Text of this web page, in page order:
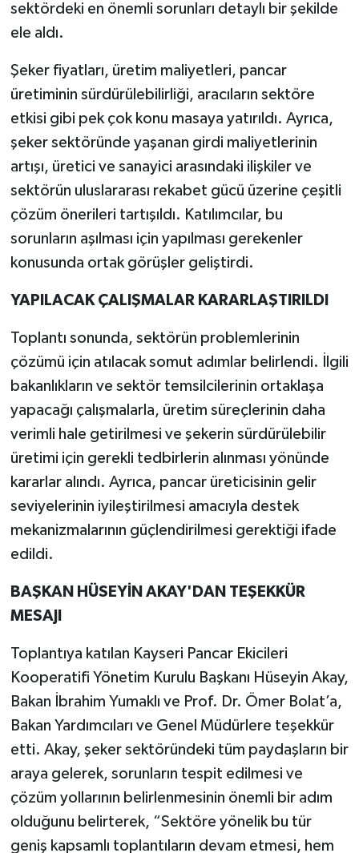
sektördeki en önemli sorunları detaylı bir şekilde
ele aldı.
Şeker fiyatları, üretim maliyetleri, pancar
üretiminin sürdürülebilirliği, aracıların sektöre
etkisi gibi pek çok konu masaya yatırıldı. Ayrıca,
şeker sektöründe yaşanan girdi maliyetlerinin
artışı, üretici ve sanayici arasındaki ilişkiler ve
sektörün uluslararası rekabet gücü üzerine çeşitli
çözüm önerileri tartışıldı. Katılımcılar, bu
sorunların aşılması için yapılması gerekenler
konusunda ortak görüşler geliştirdi.
YAPILACAK ÇALIŞMALAR KARARLAŞTIRILDI
Toplantı sonunda, sektörün problemlerinin
çözümü için atılacak somut adımlar belirlendi. İlgili
bakanlıkların ve sektör temsilcilerinin ortaklaşa
yapacağı çalışmalarla, üretim süreçlerinin daha
verimli hale getirilmesi ve şekerin sürdürülebilir
üretimi için gerekli tedbirlerin alınması yönünde
kararlar alındı. Ayrıca, pancar üreticisinin gelir
seviyelerinin iyileştirilmesi amacıyla destek
mekanizmalarının güçlendirilmesi gerektiği ifade
edildi.
BAŞKAN HÜSEYİN AKAY'DAN TEŞEKKÜR
MESAJI
Toplantıya katılan Kayseri Pancar Ekicileri
Kooperatifi Yönetim Kurulu Başkanı Hüseyin Akay,
Bakan İbrahim Yumaklı ve Prof. Dr. Ömer Bolat’a,
Bakan Yardımcıları ve Genel Müdürlere teşekkür
etti. Akay, şeker sektöründeki tüm paydaşların bir
araya gelerek, sorunların tespit edilmesi ve
çözüm yollarının belirlenmesinin önemli bir adım
olduğunu belirterek, “Sektöre yönelik bu tür
geniş kapsamlı toplantıların devam etmesi, hem